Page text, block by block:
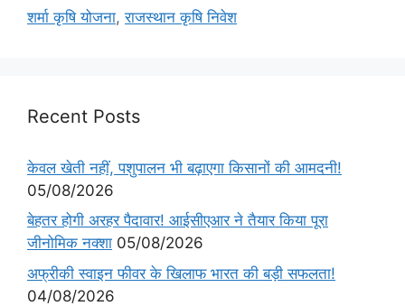
शर्मा कृषि योजना,राजस्थान कृषि निवेश
Recent Posts
केवल खेती नहीं, पशुपालन भी बढ़ाएगा किसानों की आमदनी!
05/08/2026
बेहतर होगी अरहर पैदावार! आईसीएआर ने तैयार किया पूरा
जीनोमिक नक्शा 05/08/2026
अफ्रीकी स्वाइन फीवर के खिलाफ भारत की बड़ी सफलता!
04/08/2026